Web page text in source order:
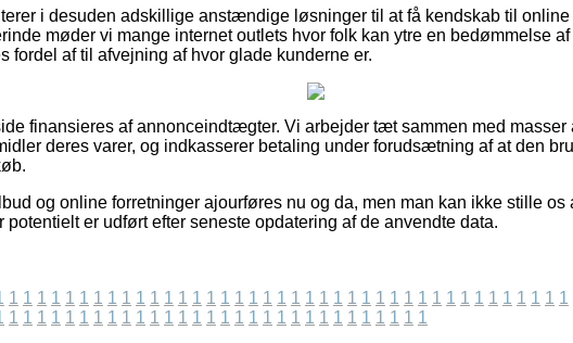
i desuden adskillige anstændige løsninger til at få kendskab til
møder vi mange internet outlets hvor folk kan ytre en bedømmelse
fordel af til afvejning af hvor glade kunderne er.
finansieres af annonceindtægter. Vi arbejder tæt sammen med masser
deres varer, og indkasserer betaling under forudsætning af at den
og online forretninger ajourføres nu og da, men man kan ikke stille os
potentielt er udført efter seneste opdatering af de anvendte data.
1 1 1 1 1 1 1 1 1 1 1 1 1 1 1 1 1 1 1 1 1 1 1 1 1 1 1 1 1 1 1 1 1 1 1 1 1 1 1 1
1 1 1 1 1 1 1 1 1 1 1 1 1 1 1 1 1 1 1 1 1 1 1 1 1 1 1 1 1 1